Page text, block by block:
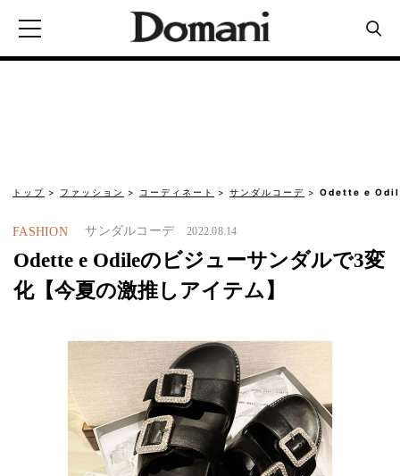
トップ ファッション コーディネート サンダルコーデ Odette e Odile
FASHION サンダルコーデ 2022.08.14
Odette e Odileのビジューサンダルで3変
化【今夏の激推しアイテム】